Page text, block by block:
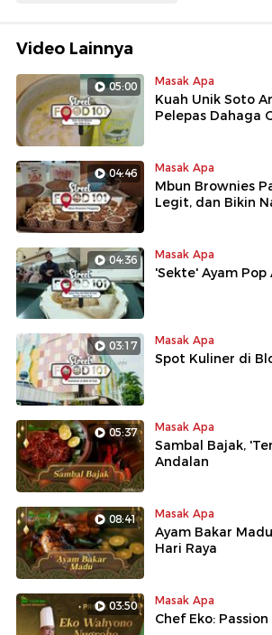
Video Lainnya
05:00 Masak Apa
Kuah Unik Soto
Pelepas Dahaga
04:46 Masak Apa
Mbun Brownies
Legit, dan Bikin
04:36 Masak Apa
'Sekte' Ayam Pop
03:17 Masak Apa
Spot Kuliner di
05:37 Masak Apa
Sambal Bajak,
Andalan
08:41 Masak Apa
Ayam Bakar
Hari Raya
03:50 Masak Apa
Chef Eko: